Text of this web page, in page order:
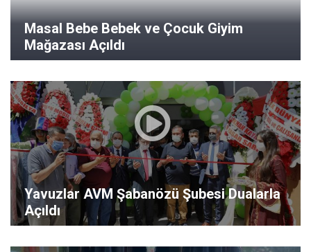
Masal Bebe Bebek ve Çocuk Giyim
Mağazası Açıldı
Yavuzlar AVM Şabanözü Şubesi Dualarla
Açıldı